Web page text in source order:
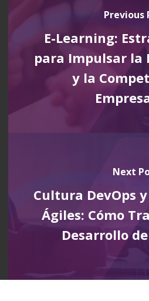
Previous
E-Learning:
para Impulsar la
y la
Next
Cultura DevOps
Ágiles: Cómo
Desarrollo